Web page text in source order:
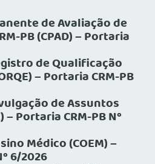
de Avaliação de
PB (CPAD) – Portaria
de Qualificação
– Portaria CRM-PB
de Assuntos
– Portaria CRM-PB Nº
Médico (COEM) –
6/2026